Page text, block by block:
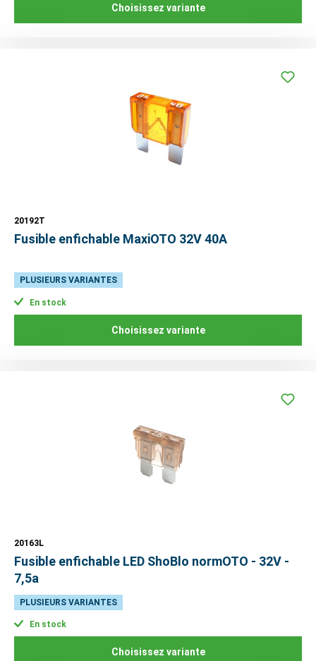
Choisissez variante
20192T
Fusible enfichable MaxiOTO 32V 40A
PLUSIEURS VARIANTES
En stock
Choisissez variante
20163L
Fusible enfichable LED ShoBlo normOTO - 32V -
7,5a
PLUSIEURS VARIANTES
En stock
Choisissez variante